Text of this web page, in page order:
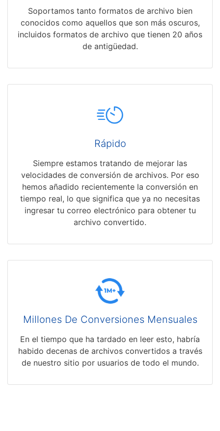
Soportamos tanto formatos de archivo bien
conocidos como aquellos que son más oscuros,
incluidos formatos de archivo que tienen 20 años
de antigüedad.
Rápido
Siempre estamos tratando de mejorar las
velocidades de conversión de archivos. Por eso
hemos añadido recientemente la conversión en
tiempo real, lo que significa que ya no necesitas
ingresar tu correo electrónico para obtener tu
archivo convertido.
Millones De Conversiones Mensuales
En el tiempo que ha tardado en leer esto, habría
habido decenas de archivos convertidos a través
de nuestro sitio por usuarios de todo el mundo.